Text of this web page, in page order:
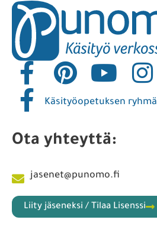
Käsityöopetuksen ryhmä
Ota yhteyttä:
jasenet@punomo.fi
Liity jäseneksi / Tilaa Lisenssi